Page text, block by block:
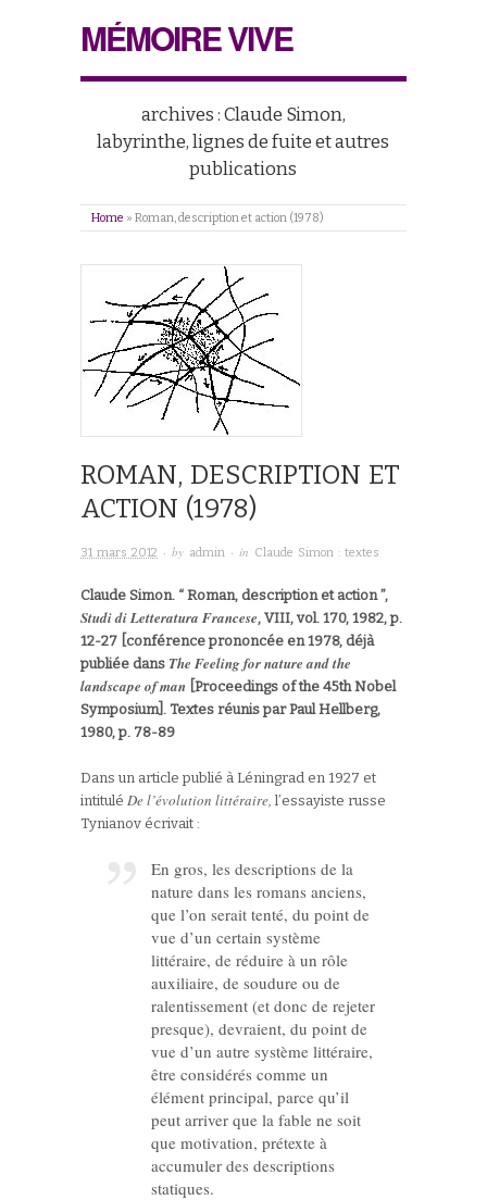
MÉMOIRE VIVE
archives : Claude Simon,
labyrinthe, lignes de fuite et autres
publications
Home » Roman, description et action (1978)
ROMAN, DESCRIPTION ET
ACTION (1978)
31 mars 2012 · by admin · in Claude Simon : textes
Claude Simon. “ Roman, description et action ”,
Studi di Letteratura Francese, VIII, vol. 170, 1982, p.
12-27 [conférence prononcée en 1978, déjà
publiée dans The Feeling for nature and the
landscape of man [Proceedings of the 45th Nobel
Symposium]. Textes réunis par Paul Hellberg,
1980, p. 78-89
Dans un article publié à Léningrad en 1927 et
intitulé De l’évolution littéraire, l’essayiste russe
Tynianov écrivait :
En gros, les descriptions de la
nature dans les romans anciens,
que l’on serait tenté, du point de
vue d’un certain système
littéraire, de réduire à un rôle
auxiliaire, de soudure ou de
ralentissement (et donc de rejeter
presque), devraient, du point de
vue d’un autre système littéraire,
être considérés comme un
élément principal, parce qu’il
peut arriver que la fable ne soit
que motivation, prétexte à
accumuler des descriptions
statiques.